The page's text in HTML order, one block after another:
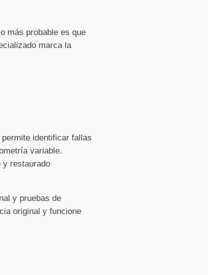
más probable es que
marca la
identificar fallas
variable.
y restaurado
y pruebas de
original y funcione